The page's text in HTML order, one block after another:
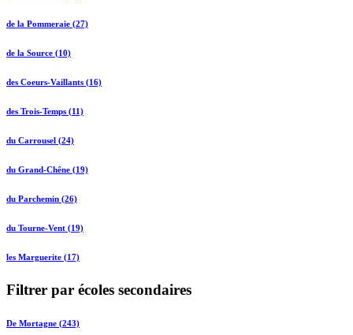
de la Pommeraie (27)
de la Source (10)
des Coeurs-Vaillants (16)
des Trois-Temps (11)
du Carrousel (24)
du Grand-Chêne (19)
du Parchemin (26)
du Tourne-Vent (19)
les Marguerite (17)
Filtrer par écoles secondaires
De Mortagne (243)